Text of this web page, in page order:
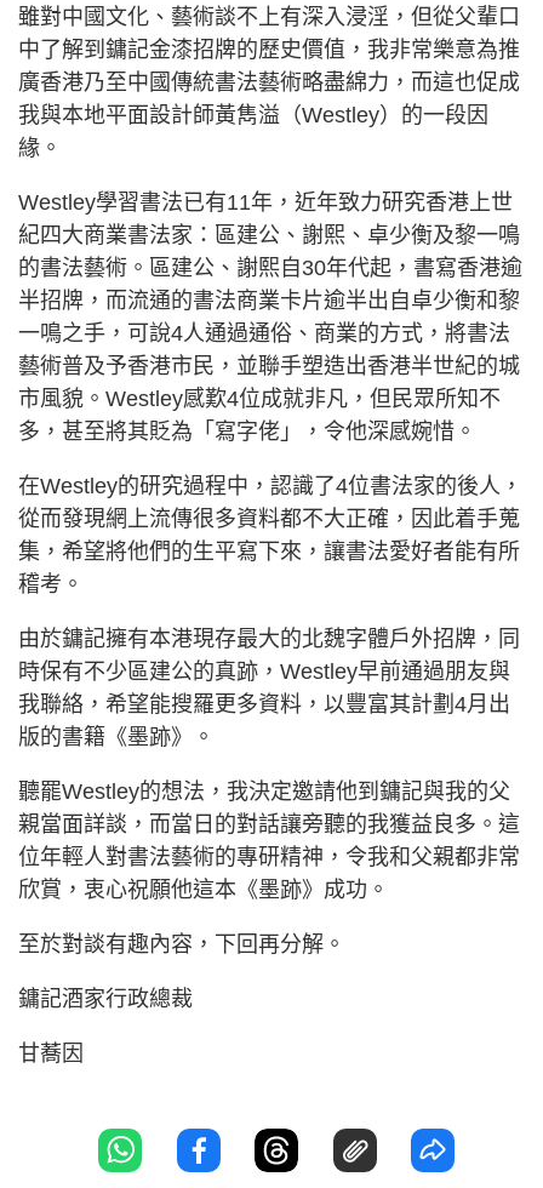
雖對中國文化、藝術談不上有深入浸淫，但從父輩口
中了解到鏞記金漆招牌的歷史價值，我非常樂意為推
廣香港乃至中國傳統書法藝術略盡綿力，而這也促成
我與本地平面設計師黃雋溢（Westley）的一段因
緣。
Westley學習書法已有11年，近年致力研究香港上世
紀四大商業書法家：區建公、謝熙、卓少衡及黎一鳴
的書法藝術。區建公、謝熙自30年代起，書寫香港逾
半招牌，而流通的書法商業卡片逾半出自卓少衡和黎
一鳴之手，可說4人通過通俗、商業的方式，將書法
藝術普及予香港市民，並聯手塑造出香港半世紀的城
市風貌。Westley感歎4位成就非凡，但民眾所知不
多，甚至將其貶為「寫字佬」，令他深感婉惜。
在Westley的研究過程中，認識了4位書法家的後人，
從而發現網上流傳很多資料都不大正確，因此着手蒐
集，希望將他們的生平寫下來，讓書法愛好者能有所
稽考。
由於鏞記擁有本港現存最大的北魏字體戶外招牌，同
時保有不少區建公的真跡，Westley早前通過朋友與
我聯絡，希望能搜羅更多資料，以豐富其計劃4月出
版的書籍《墨跡》。
聽罷Westley的想法，我決定邀請他到鏞記與我的父
親當面詳談，而當日的對話讓旁聽的我獲益良多。這
位年輕人對書法藝術的專研精神，令我和父親都非常
欣賞，衷心祝願他這本《墨跡》成功。
至於對談有趣內容，下回再分解。
鏞記酒家行政總裁
甘蕎因